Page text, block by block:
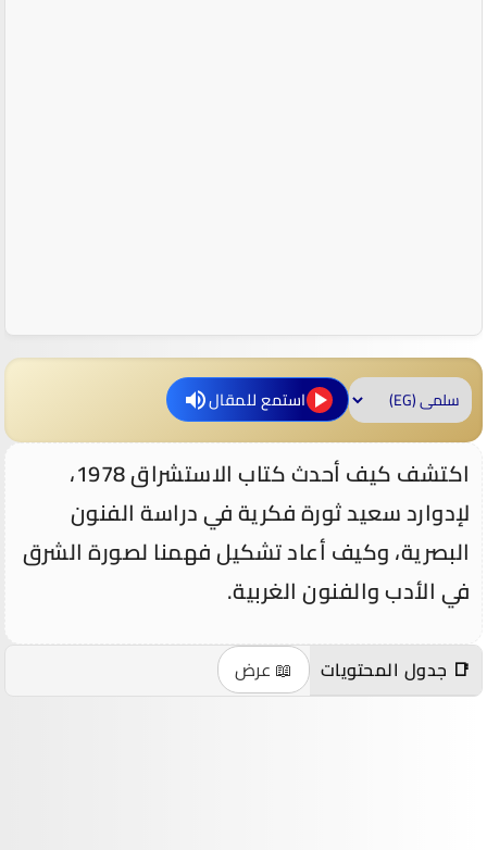
استمع للمقال
اكتشف كيف أحدث كتاب الاستشراق 1978،
لإدوارد سعيد ثورة فكرية في دراسة الفنون
البصرية، وكيف أعاد تشكيل فهمنا لصورة الشرق
في الأدب والفنون الغربية.
📑 جدول المحتويات 📖 عرض